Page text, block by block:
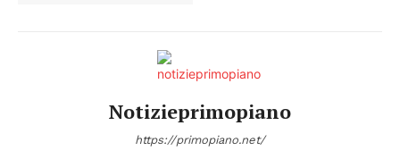
Notizieprimopiano
https://primopiano.net/